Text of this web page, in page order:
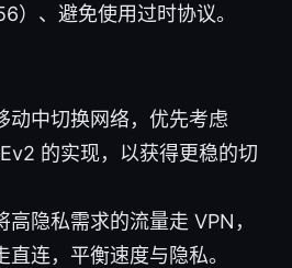
）、避免使用过时协议。
动中切换网络，优先考虑
的实现，以获得更稳的切
隐私需求的流量走 VPN，
连，平衡速度与隐私。